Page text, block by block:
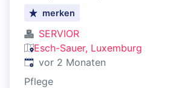
merken
SERVIOR
Esch-Sauer, Luxemburg
Veröffentlicht:
vor 2 Monaten
Pflege